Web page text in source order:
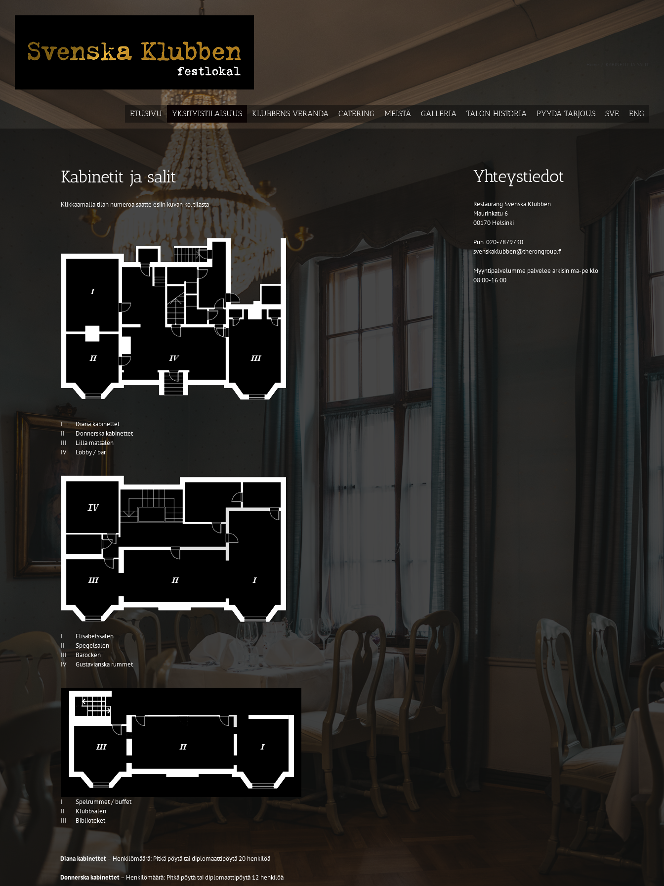
ETUSIVU YKSITYISTILAISUUS KLUBBENS VERANDA CATERING MEISTÄ GALLERIA TALON HISTORIA PYYDÄ TARJOUS SVE ENG
Kabinetit ja salit
Klikkaamalla tilan numeroa saatte esiin kuvan ko. tilasta
I
Diana kabinettet
II
Donnerska kabinettet
III
Lilla matsalen
IV
Lobby / bar
I
Elisabetssalen
II
Spegelsalen
III
Barocken
IV
Gustavianska rummet
I
Spelrummet / buffet
II
Klubbsalen
III
Biblioteket
Diana kabinettet– Henkilömäärä: Pitkä pöytä tai diplomaattipöytä 20 henkilöä
Donnerska kabinettet– Henkilömäärä: Pitkä pöytä tai diplomaattipöytä 12 henkilöä
Yhteystiedot
Restaurang Svenska Klubben
Maurinkatu 6
00170 Helsinki
Puh. 020-7879730
svenskaklubben@therongroup.fi
Myyntipalvelumme palvelee arkisin ma-pe klo
08:00-16:00